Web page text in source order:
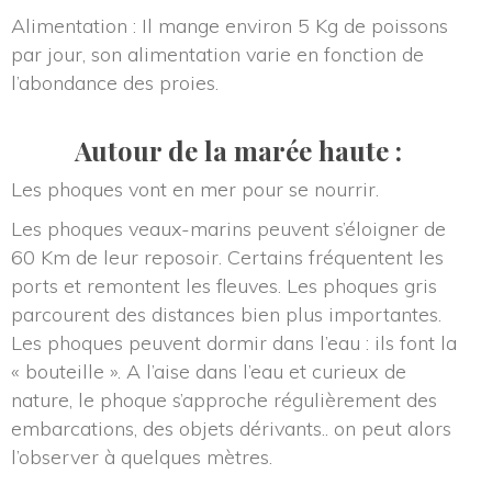
Alimentation : Il mange environ 5 Kg de poissons
par jour, son alimentation varie en fonction de
l’abondance des proies.
Autour de la marée haute :
Les phoques vont en mer pour se nourrir.
Les phoques veaux-marins peuvent s’éloigner de
60 Km de leur reposoir. Certains fréquentent les
ports et remontent les fleuves. Les phoques gris
parcourent des distances bien plus importantes.
Les phoques peuvent dormir dans l’eau : ils font la
« bouteille ». A l’aise dans l’eau et curieux de
nature, le phoque s’approche régulièrement des
embarcations, des objets dérivants.. on peut alors
l’observer à quelques mètres.